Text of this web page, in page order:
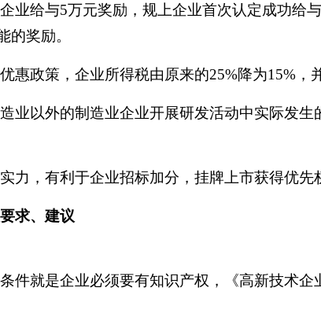
业给与5万元奖励，规上企业首次认定成功给
的奖励。
政策，企业所得税由原来的25%降为15%，
以外的制造业企业开展研发活动中实际发生
，有利于企业招标加分，挂牌上市获得优先
求、建议
就是企业必须要有知识产权，《高新技术企